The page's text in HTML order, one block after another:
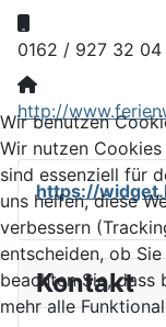
0162 / 927 32 04
Website:
http://
https://
Kontakt
Wir benutzen
Wir nutzen
sind essenziell für
uns helfen, diese
verbessern
entscheiden, ob
beachten Sie, dass
mehr alle